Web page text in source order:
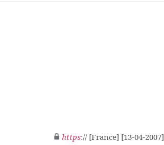
https:// [France] [13-04-2007]